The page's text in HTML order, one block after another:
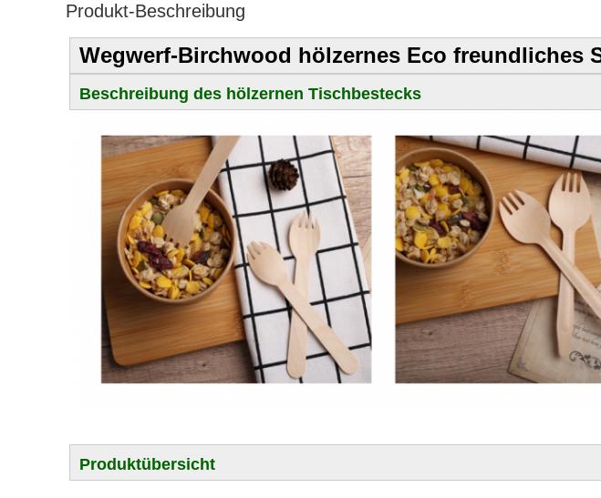
Produkt-Beschreibung
Wegwerf-Birchwood hölzernes Eco freundliches
Beschreibung des hölzernen Tischbestecks
Produktübersicht